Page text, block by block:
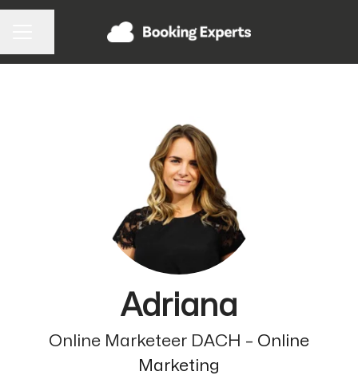
CARRIÈREMENU
Adriana
Online Marketeer DACH – Online
Marketing